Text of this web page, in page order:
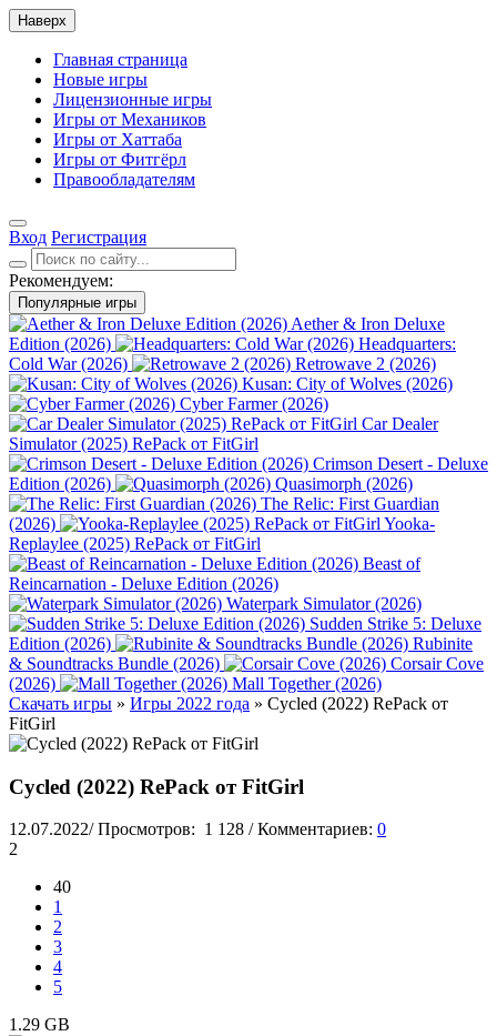
Наверх
Главная страница
Новые игры
Лицензионные игры
Игры от Механиков
Игры от Хаттаба
Игры от Фитгёрл
Правообладателям
Вход Регистрация
Рекомендуем:
Популярные игры
Aether & Iron Deluxe
Edition (2026)
Headquarters:
Cold War (2026)
Retrowave 2 (2026)
Kusan: City of Wolves (2026)
Cyber Farmer (2026)
Car Dealer
Simulator (2025) RePack от FitGirl
Crimson Desert - Deluxe
Edition (2026)
Quasimorph (2026)
The Relic: First Guardian
(2026)
Yooka-
Replaylee (2025) RePack от FitGirl
Beast of
Reincarnation - Deluxe Edition (2026)
Waterpark Simulator (2026)
Sudden Strike 5: Deluxe
Edition (2026)
Rubinite
& Soundtracks Bundle (2026)
Corsair Cove
(2026)
Mall Together (2026)
Скачать игры » Игры 2022 года » Cycled (2022) RePack от
FitGirl
Cycled (2022) RePack от FitGirl
12.07.2022/ Просмотров: 1 128 / Комментариев: 0
2
40
1
2
3
4
5
1.29 GB